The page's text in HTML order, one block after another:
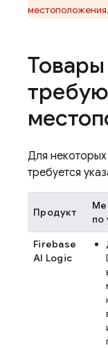
местоположения.
Для
требуется
Продукт
по
Firebase
AI Logic